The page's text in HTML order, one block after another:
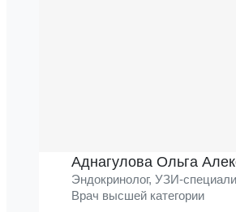
Аднагулова Ольга
Эндокринолог, УЗИ-
Врач высшей категории